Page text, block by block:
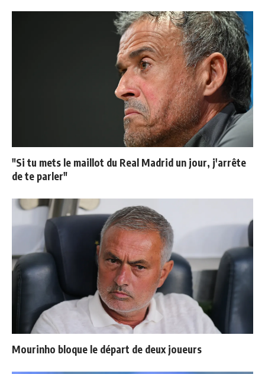
"Si tu mets le maillot du Real Madrid un jour, j'arrête
de te parler"
Mourinho bloque le départ de deux joueurs